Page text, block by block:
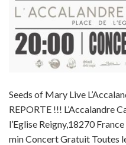
Seeds of Mary Live
REPORTE !!! L’Accalandre
l’Eglise Reigny,18270
min Concert Gratuit Toutes